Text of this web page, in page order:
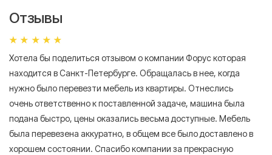
Отзывы
Хотела бы поделиться отзывом о компании Форус которая
находится в Санкт-Петербурге. Обращалась в нее, когда
нужно было перевезти мебель из квартиры. Отнеслись
очень ответственно к поставленной задаче, машина была
подана быстро, цены оказались весьма доступные. Мебель
была перевезена аккуратно, в общем все было доставлено в
хорошем состоянии. Спасибо компании за прекрасную